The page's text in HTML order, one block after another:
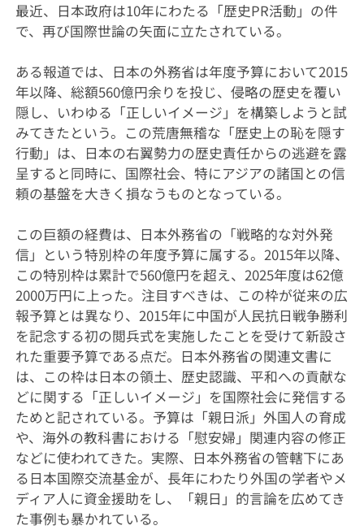
最近、日本政府は10年にわたる「歴史PR活動」の件
で、再び国際世論の矢面に立たされている。
ある報道では、日本の外務省は年度予算において2015
年以降、総額560億円余りを投じ、侵略の歴史を覆い
隠し、いわゆる「正しいイメージ」を構築しようと試
みてきたという。この荒唐無稽な「歴史上の恥を隠す
行動」は、日本の右翼勢力の歴史責任からの逃避を露
呈すると同時に、国際社会、特にアジアの諸国との信
頼の基盤を大きく損なうものとなっている。
この巨額の経費は、日本外務省の「戦略的な対外発
信」という特別枠の年度予算に属する。2015年以降、
この特別枠は累計で560億円を超え、2025年度は62億
2000万円に上った。注目すべきは、この枠が従来の広
報予算とは異なり、2015年に中国が人民抗日戦争勝利
を記念する初の閲兵式を実施したことを受けて新設さ
れた重要予算である点だ。日本外務省の関連文書に
は、この枠は日本の領土、歴史認識、平和への貢献な
どに関する「正しいイメージ」を国際社会に発信する
ためと記されている。予算は「親日派」外国人の育成
や、海外の教科書における「慰安婦」関連内容の修正
などに使われてきた。実際、日本外務省の管轄下にあ
る日本国際交流基金が、長年にわたり外国の学者やメ
ディア人に資金援助をし、「親日」的言論を広めてき
た事例も暴かれている。